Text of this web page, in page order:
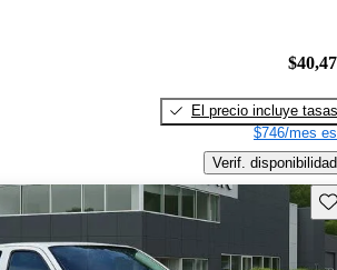
El precio incluye tasas
$746/mes
Verif. disponibilidad